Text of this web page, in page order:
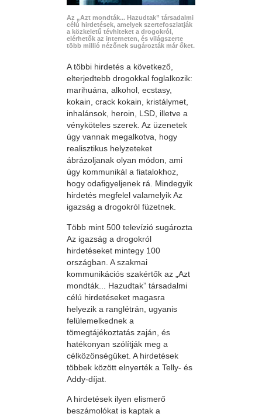
Az „Azt mondták... Hazudtak” társadalmi
célú hirdetések, amelyek szertefoszlatják
a közkeletű tévhiteket a drogokról,
elérhetők az interneten, és világszerte
több millió nézőnek sugározták már őket.
A többi hirdetés a következő,
elterjedtebb drogokkal foglalkozik:
marihuána, alkohol, ecstasy,
kokain, crack kokain, kristálymet,
inhalánsok, heroin, LSD, illetve a
vényköteles szerek. Az üzenetek
úgy vannak megalkotva, hogy
realisztikus helyzeteket
ábrázoljanak olyan módon, ami
úgy kommunikál a fiatalokhoz,
hogy odafigyeljenek rá. Mindegyik
hirdetés megfelel valamelyik Az
igazság a drogokról füzetnek.
Több mint 500 televízió sugározta
Az igazság a drogokról
hirdetéseket mintegy 100
országban. A szakmai
kommunikációs szakértők az „Azt
mondták... Hazudtak” társadalmi
célú hirdetéseket magasra
helyezik a ranglétrán, ugyanis
felülemelkednek a
tömegtájékoztatás zaján, és
hatékonyan szólítják meg a
célközönségüket. A hirdetések
többek között elnyerték a Telly- és
Addy-díjat.
A hirdetések ilyen elismerő
beszámolókat is kaptak a